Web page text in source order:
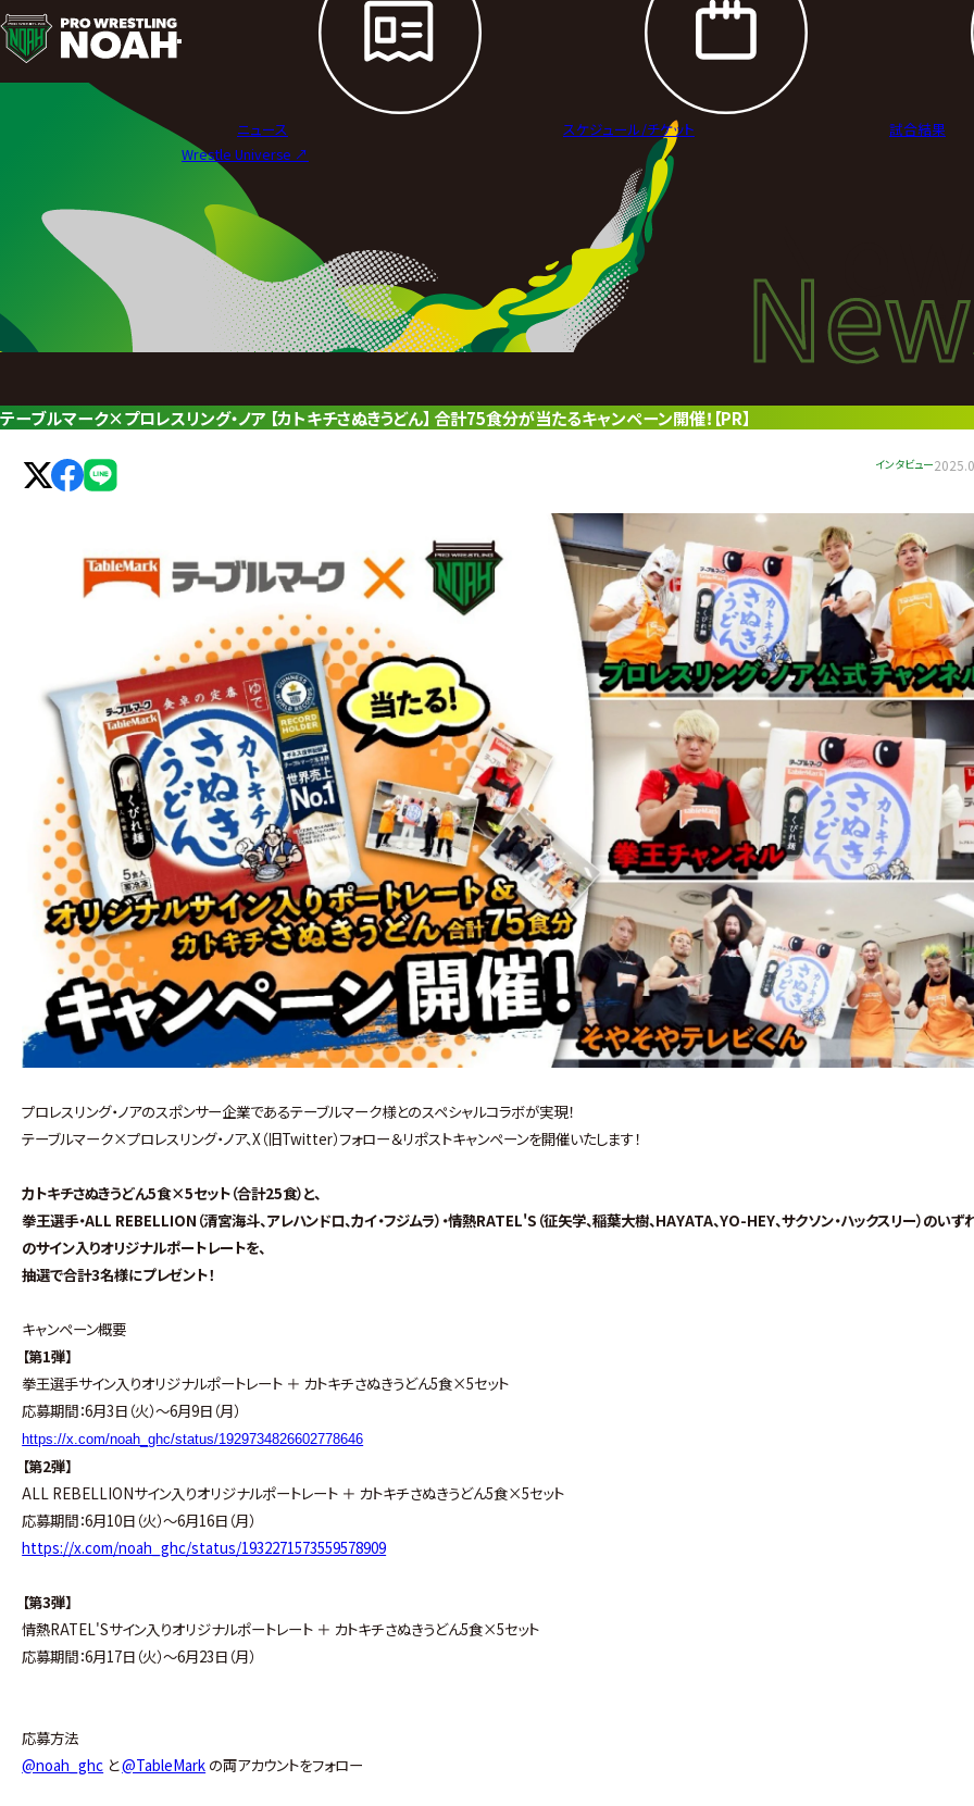
ニ
ュ
レ
ス
リ
グ・
ニュース スケジュール/チケット
試合結果
Wrestle Universe ↗︎
ニ
テーブルマーク×プロレスリング・ノア 【カトキチさぬきうどん】 合計75食分が当たるキャンペーン開催！【PR】
インタビュー
プロレスリング・ノアのスポンサー企業であるテーブルマーク様とのスペシャルコラボが実現！
テーブルマーク×プロレスリング・ノア、X（旧Twitter）フォロー＆リポストキャンペーンを開催いたします！
カトキチさぬきうどん5食×5セット（合計25食）と、
拳王選手・ALL REBELLION（清宮海斗、アレハンドロ、カイ・フジムラ）・情熱RATEL'S（征矢学、稲葉大樹、HAYATA、YO-HEY、サクソン・ハックスリー）のいず
のサイン入りオリジナルポートレートを、
抽選で合計3名様にプレゼント！
キャンペーン概要
【第1弾】
拳王選手サイン入りオリジナルポートレート ＋ カトキチさぬきうどん5食×5セット
応募期間：6月3日（火）～6月9日（月）
https://x.com/noah_ghc/status/1929734826602778646
【第2弾】
ALL REBELLIONサイン入りオリジナルポートレート ＋ カトキチさぬきうどん5食×5セット
応募期間：6月10日（火）～6月16日（月）
https://x.com/noah_ghc/status/1932271573559578909
【第3弾】
情熱RATEL'Sサイン入りオリジナルポートレート ＋ カトキチさぬきうどん5食×5セット
応募期間：6月17日（火）～6月23日（月）
応募方法
@noah_ghc と@TableMark の両アカウントをフォロー